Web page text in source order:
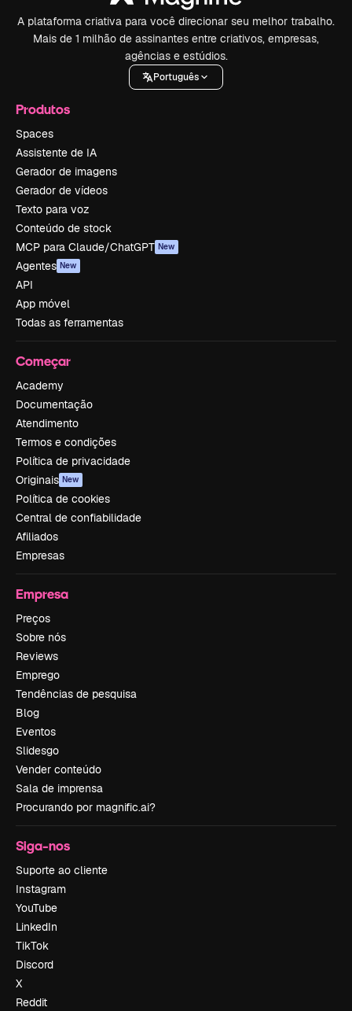
A plataforma criativa para você direcionar seu melhor trabalho.
Mais de 1 milhão de assinantes entre criativos, empresas,
agências e estúdios.
Português
Produtos
Spaces
Assistente de IA
Gerador de imagens
Gerador de vídeos
Texto para voz
Conteúdo de stock
MCP para Claude/ChatGPT New
Agentes New
API
App móvel
Todas as ferramentas
Começar
Academy
Documentação
Atendimento
Termos e condições
Política de privacidade
Originais New
Política de cookies
Central de confiabilidade
Afiliados
Empresas
Empresa
Preços
Sobre nós
Reviews
Emprego
Tendências de pesquisa
Blog
Eventos
Slidesgo
Vender conteúdo
Sala de imprensa
Procurando por magnific.ai?
Siga-nos
Suporte ao cliente
Instagram
YouTube
LinkedIn
TikTok
Discord
X
Reddit